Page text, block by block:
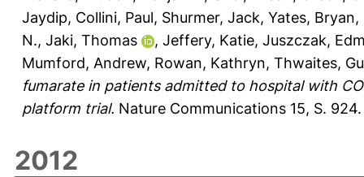
Jaydip, Collini, Paul, Shurmer, Jack, Yates, Bryan,
N., Jaki, Thomas , Jeffery, Katie, Juszczak,
Mumford, Andrew, Rowan, Kathryn, Thwaites,
fumarate in patients admitted to hospital with
platform trial. Nature Communications 15, S. 924.
2012